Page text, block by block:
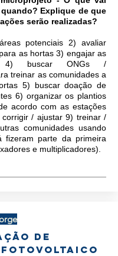
Explique de que
serão realizadas?
potenciais 2) avaliar
as hortas 3) engajar as
4) buscar ONGs /
treinar as comunidades a
5) buscar doação de
6) organizar os plantios
acordo com as estações
/ ajustar 9) treinar /
comunidades usando
fizeram parte da primeira
e multiplicadores).
de
fotovoltaico